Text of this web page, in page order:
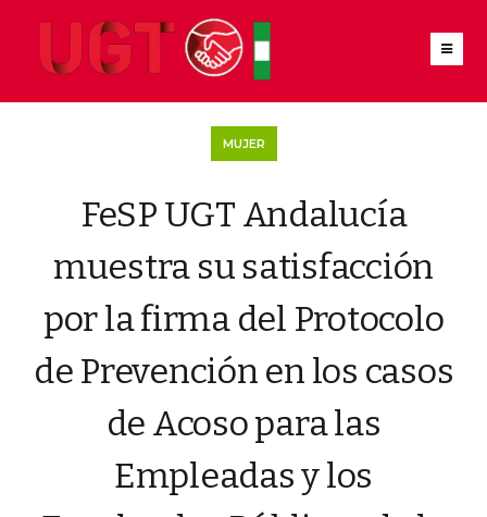
MUJER
FeSP UGT Andalucía
muestra su satisfacción
por la firma del Protocolo
de Prevención en los casos
de Acoso para las
Empleadas y los